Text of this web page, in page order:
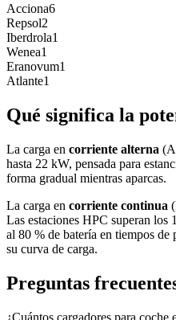
Acciona6
Repsol2
Iberdrola1
Wenea1
Eranovum1
Atlante1
Qué significa la
La carga en corriente alterna
hasta 22 kW, pensada para
forma gradual mientras aparcas.
La carga en corriente continua
Las estaciones HPC superan
al 80 % de batería en tiempos de
su curva de carga.
Preguntas
¿Cuántos cargadores para